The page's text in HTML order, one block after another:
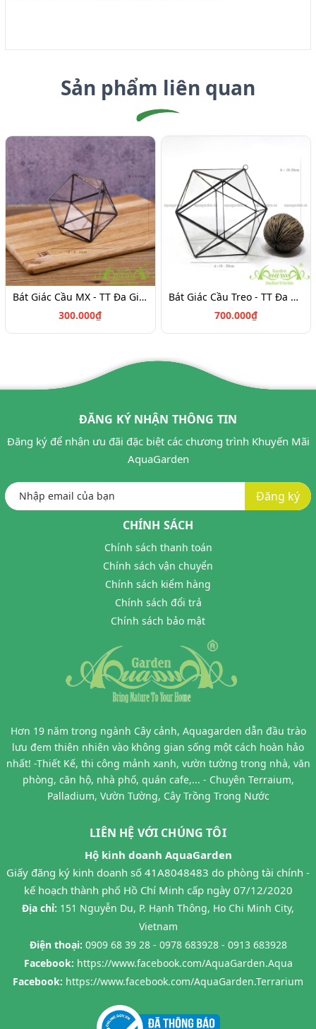
Sản phẩm liên quan
Bát Giác Cầu MX - TT Đa Giác
300.000₫
Bát Giác Cầu Treo - TT Đa Giác
700.000₫
ĐĂNG KÝ NHẬN THÔNG TIN
Đăng ký để nhận ưu đãi đặc biệt các chương trình Khuyến Mãi
AquaGarden
Đăng ký
CHÍNH SÁCH
Chính sách thanh toán
Chính sách vận chuyển
Chính sách kiểm hàng
Chính sách đổi trả
Chính sách bảo mật
Hơn 19 năm trong ngành Cây cảnh, Aquagarden dẫn đầu trào
lưu đem thiên nhiên vào không gian sống một cách hoàn hảo
nhất! -Thiết Kế, thi công mảnh xanh, vườn tường trong nhà, văn
phòng, căn hộ, nhà phố, quán cafe,... - Chuyên Terraium,
Palladium, Vườn Tường, Cây Trồng Trong Nước
LIÊN HỆ VỚI CHÚNG TÔI
Hộ kinh doanh AquaGarden
Giấy đăng ký kinh doanh số 41A8048483 do phòng tài chính -
kế hoạch thành phố Hồ Chí Minh cấp ngày 07/12/2020
Địa chỉ: 151 Nguyễn Du, P. Hạnh Thông, Ho Chi Minh City,
Vietnam
Điện thoại: 0909 68 39 28 - 0978 683928 - 0913 683928
Facebook: https://www.facebook.com/AquaGarden.Aqua
Facebook: https://www.facebook.com/AquaGarden.Terrarium